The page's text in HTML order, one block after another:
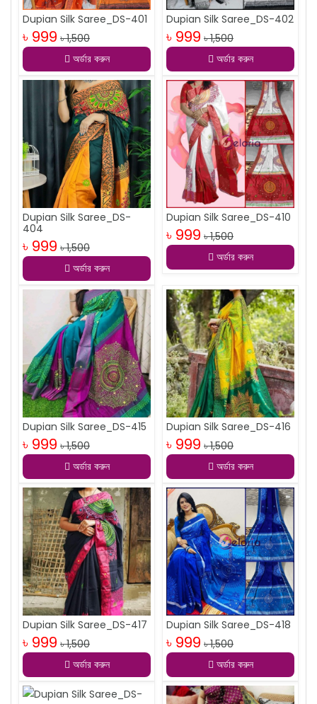
Dupian Silk Saree_DS-401
৳ 999 ৳ 1,500
অর্ডার করুন
Dupian Silk Saree_DS-402
৳ 999 ৳ 1,500
অর্ডার করুন
Dupian Silk Saree_DS-
404
৳ 999 ৳ 1,500
অর্ডার করুন
Dupian Silk Saree_DS-410
৳ 999 ৳ 1,500
অর্ডার করুন
Dupian Silk Saree_DS-415
৳ 999 ৳ 1,500
অর্ডার করুন
Dupian Silk Saree_DS-416
৳ 999 ৳ 1,500
অর্ডার করুন
Dupian Silk Saree_DS-417
৳ 999 ৳ 1,500
অর্ডার করুন
Dupian Silk Saree_DS-418
৳ 999 ৳ 1,500
অর্ডার করুন